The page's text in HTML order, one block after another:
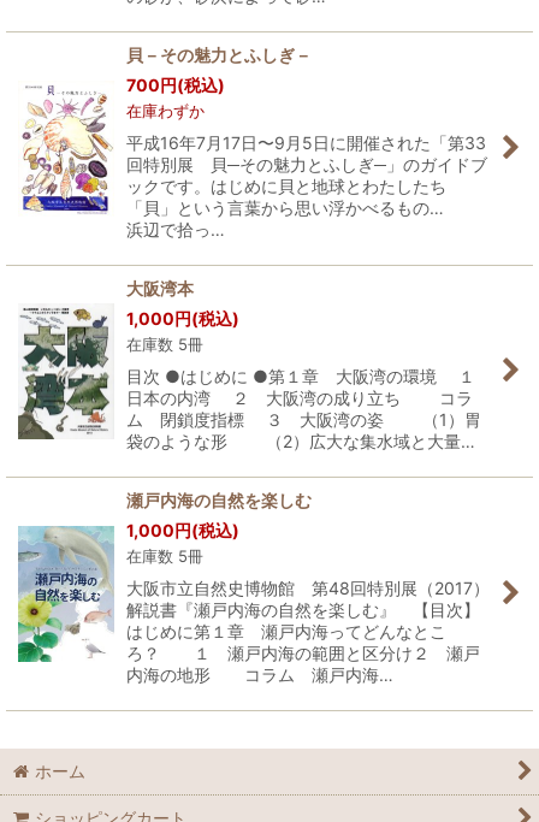
貝－その魅力とふしぎ－
700円(税込)
在庫わずか
平成16年7月17日〜9月5日に開催された「第33
回特別展 貝─その魅力とふしぎ─」のガイドブ
ックです。はじめに貝と地球とわたしたち
「貝」という言葉から思い浮かべるもの…
浜辺で拾っ…
大阪湾本
1,000円(税込)
在庫数 5冊
目次 ●はじめに ●第１章 大阪湾の環境 １
日本の内湾 ２ 大阪湾の成り立ち コラ
ム 閉鎖度指標 ３ 大阪湾の姿 （1）胃
袋のような形 （2）広大な集水域と大量…
瀬戸内海の自然を楽しむ
1,000円(税込)
在庫数 5冊
大阪市立自然史博物館 第48回特別展（2017）
解説書『瀬戸内海の自然を楽しむ』 【目次】
はじめに第１章 瀬戸内海ってどんなとこ
ろ？ １ 瀬戸内海の範囲と区分け２ 瀬戸
内海の地形 コラム 瀬戸内海…
ホーム
ショッピングカート